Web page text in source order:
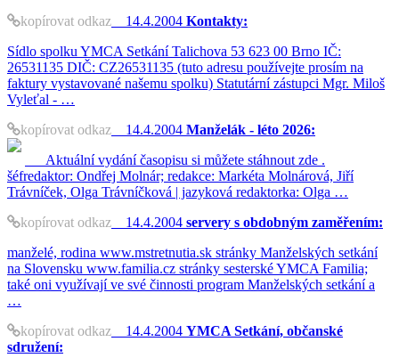
kopírovat odkaz 14.4.2004 Kontakty:
Sídlo spolku YMCA Setkání Talichova 53 623 00 Brno IČ:
26531135 DIČ: CZ26531135 (tuto adresu používejte prosím na
faktury vystavované našemu spolku) Statutární zástupci Mgr. Miloš
Vyleťal - …
kopírovat odkaz 14.4.2004 Manželák - léto 2026:
Aktuální vydání časopisu si můžete stáhnout zde .
šéfredaktor: Ondřej Molnár; redakce: Markéta Molnárová, Jiří
Trávníček, Olga Trávníčková | jazyková redaktorka: Olga …
kopírovat odkaz 14.4.2004 servery s obdobným zaměřením:
manželé, rodina www.mstretnutia.sk stránky Manželských setkání
na Slovensku www.familia.cz stránky sesterské YMCA Familia;
také oni využívají ve své činnosti program Manželských setkání a
…
kopírovat odkaz 14.4.2004 YMCA Setkání, občanské
sdružení: